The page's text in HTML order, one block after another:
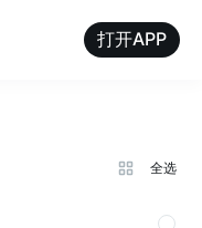
打开APP
全选